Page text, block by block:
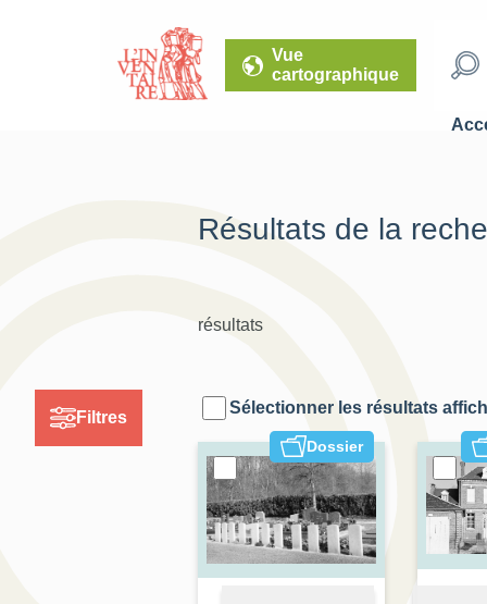
Vue
cartographique
Filtres
Résultats de la
résultats
Sélectionner les résultats
Dossier